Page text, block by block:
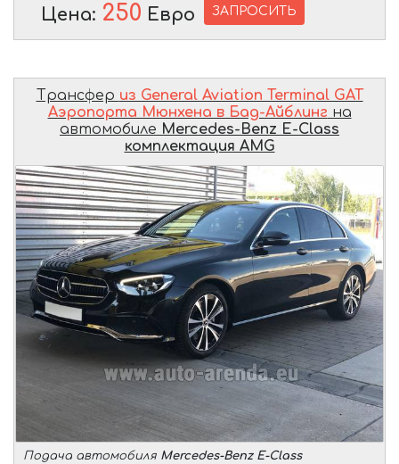
Цена: 250 Евро ЗАПРОСИТЬ
Трансфер из General Aviation Terminal GAT
Аэропорта Мюнхена в Бад-Айблинг на
автомобиле Mercedes-Benz E-Class
комплектация AMG
Подача автомобиля Mercedes-Benz E-Class